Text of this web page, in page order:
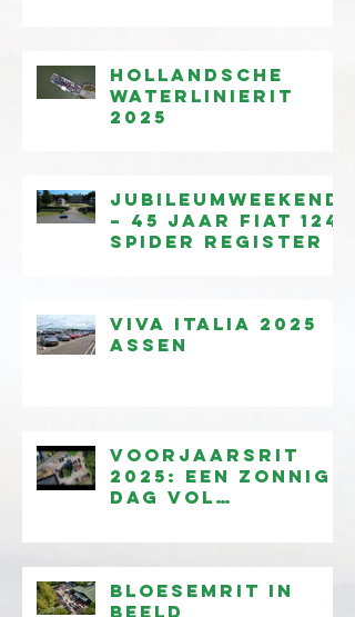
Hollandsche
waterlinierit
2025
Jubileumweekend
– 45 jaar Fiat 124
Spider Register
Viva Italia 2025
Assen
Voorjaarsrit
2025: een zonnige
dag vol
Bloesemrit in
beeld